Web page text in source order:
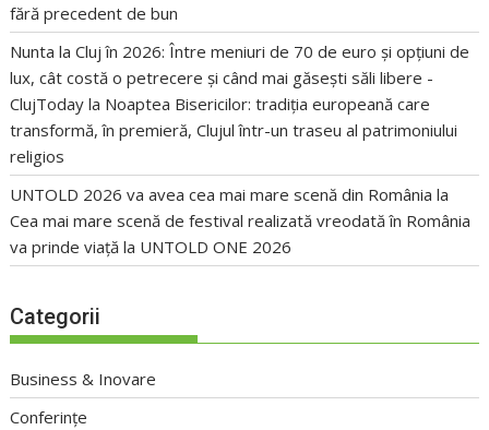
fără precedent de bun
Nunta la Cluj în 2026: Între meniuri de 70 de euro și opțiuni de
lux, cât costă o petrecere și când mai găsești săli libere -
ClujToday la Noaptea Bisericilor: tradiția europeană care
transformă, în premieră, Clujul într-un traseu al patrimoniului
religios
UNTOLD 2026 va avea cea mai mare scenă din România la
Cea mai mare scenă de festival realizată vreodată în România
va prinde viață la UNTOLD ONE 2026
Categorii
Business & Inovare
Conferințe